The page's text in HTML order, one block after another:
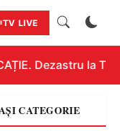
TV LIVE
Dezastru la
CATEGORIE